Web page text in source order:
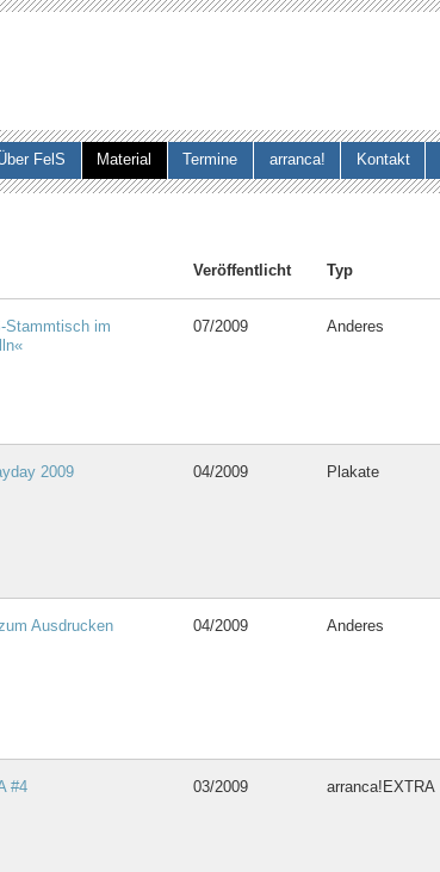
Jump to navigation
Veröffentlicht Typ
Stammtisch im
07/2009 Anderes
2009 04/2009 Plakate
Ausdrucken 04/2009 Anderes
#4 03/2009 arranca!EXTRA
FelS Material Termine arranca! Kontakt